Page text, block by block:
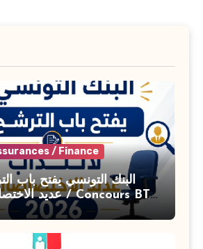
/ Finance
البنك التونسي يفتح باب
Tunisie 2026